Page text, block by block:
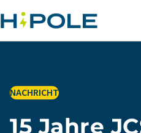
Skip to main content
IN
NACHRICHT
15 Jahre